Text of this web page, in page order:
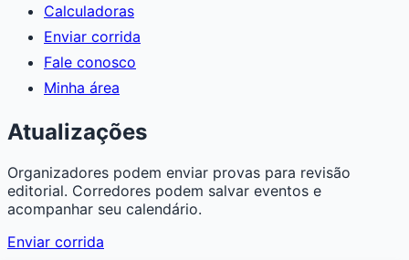
Calculadoras
Enviar corrida
Fale conosco
Minha área
Atualizações
Organizadores podem enviar provas para revisão
editorial. Corredores podem salvar eventos e
acompanhar seu calendário.
Enviar corrida